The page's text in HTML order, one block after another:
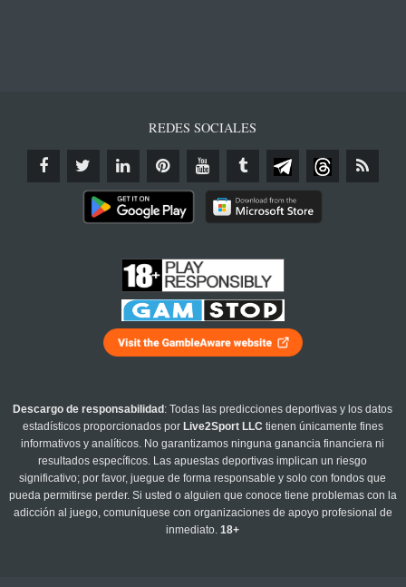
REDES SOCIALES
Descargo de responsabilidad : Todas las predicciones deportivas y los datos
estadísticos proporcionados por Live2Sport LLC tienen únicamente fines
informativos y analíticos. No garantizamos ninguna ganancia financiera ni
resultados específicos. Las apuestas deportivas implican un riesgo
significativo; por favor, juegue de forma responsable y solo con fondos que
pueda permitirse perder. Si usted o alguien que conoce tiene problemas con la
adicción al juego, comuníquese con organizaciones de apoyo profesional de
inmediato.18+